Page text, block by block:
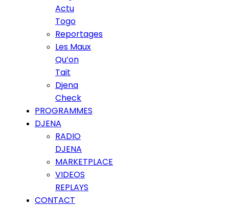
Actu
Togo
Reportages
Les Maux
Qu’on
Tait
Djena
Check
PROGRAMMES
DJENA
RADIO
DJENA
MARKETPLACE
VIDEOS
REPLAYS
CONTACT